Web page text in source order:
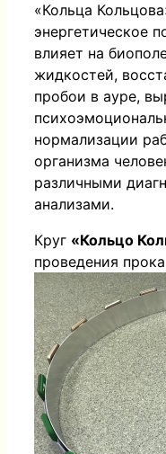
«Кольца
энергетическое
влияет на
жидкостей,
пробои в ауре,
нормализации
организма
различными
анализами.
Круг «Кольцо
проведения